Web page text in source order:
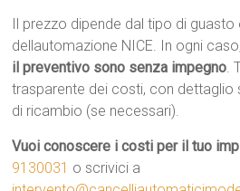
Il prezzo dipende dal tipo di
dellautomazione NICE. In ogni caso,
il preventivo sono senza impegno.
trasparente dei costi, con dettaglio
di ricambio (se necessari).
Vuoi conoscere i costi per il tuo
9130031 o scrivici a